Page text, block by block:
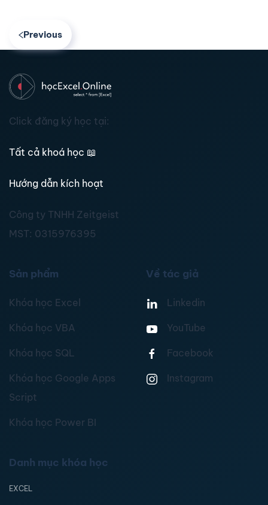
Previous
Click đăng ký học tại:
Tất cả khoá học 📖
Hướng dẫn kích hoạt
Công ty TNHH Zeitgeist
MST: 0315976395
Sản phẩm
Khóa học Excel
Khóa học VBA
Khóa học SQL
Khóa học Google Apps
Script
Khóa học Power BI
Về tác giả
Linkedin
YouTube
Facebook
Instagram
Danh mục khóa học
EXCEL